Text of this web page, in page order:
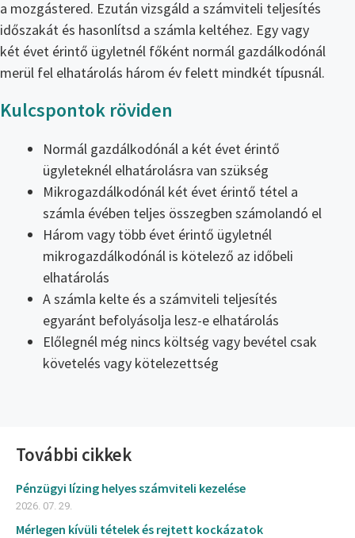
a mozgástered. Ezután vizsgáld a számviteli teljesítés
időszakát és hasonlítsd a számla keltéhez. Egy vagy
két évet érintő ügyletnél főként normál gazdálkodónál
merül fel elhatárolás három év felett mindkét típusnál.
Kulcspontok röviden
Normál gazdálkodónál a két évet érintő
ügyleteknél elhatárolásra van szükség
Mikrogazdálkodónál két évet érintő tétel a
számla évében teljes összegben számolandó el
Három vagy több évet érintő ügyletnél
mikrogazdálkodónál is kötelező az időbeli
elhatárolás
A számla kelte és a számviteli teljesítés
egyaránt befolyásolja lesz-e elhatárolás
Előlegnél még nincs költség vagy bevétel csak
követelés vagy kötelezettség
További cikkek
Pénzügyi lízing helyes számviteli kezelése
2026. 07. 29.
Mérlegen kívüli tételek és rejtett kockázatok